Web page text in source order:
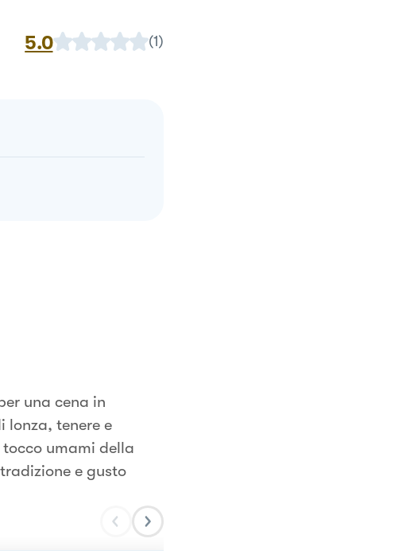
5.0 (1)
una cena in
lonza, tenere e
umami della
e gusto